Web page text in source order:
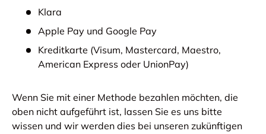
Klara
Apple Pay und Google Pay
Kreditkarte (Visum, Mastercard, Maestro,
American Express oder UnionPay)
Wenn Sie mit einer Methode bezahlen möchten, die
oben nicht aufgeführt ist, lassen Sie es uns bitte
wissen und wir werden dies bei unseren zukünftigen